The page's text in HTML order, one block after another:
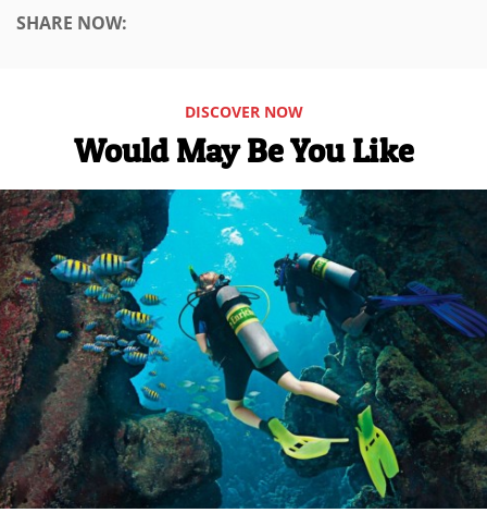
SHARE NOW:
DISCOVER NOW
Would May Be You Like